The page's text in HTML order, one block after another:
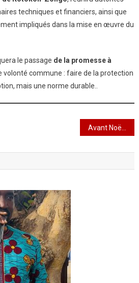
techniques et financiers, ainsi que
impliqués dans la mise en œuvre du
le passage de la promesse à
volonté commune : faire de la protection
mais une norme durable..
Avant Noël, la Paix prend voix : Maranatha résonne à Notre-Dame du Liban